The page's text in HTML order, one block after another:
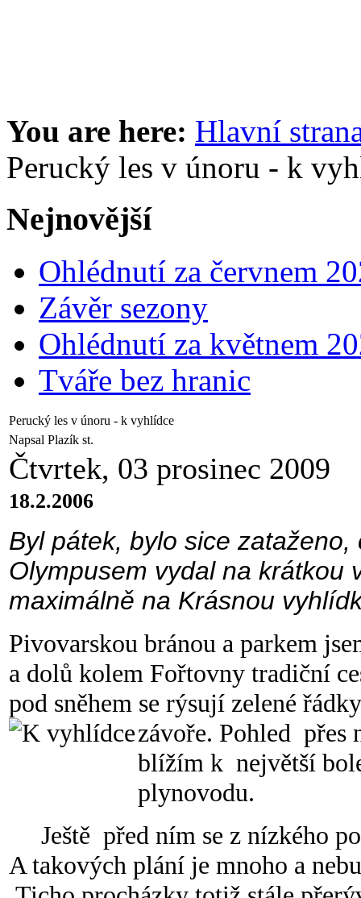
You are here: Hlavní
Perucký les v únoru - k
Nejnovější
Ohlédnutí za červnem
Závěr sezony
Ohlédnutí za květnem
Tváře bez hranic
Perucký les v únoru - k vyhlídce
Napsal Plazík st.
Čtvrtek, 03 prosinec 2009
18.2.2006
Byl pátek, bylo sice
Olympusem vydal na krátkou
maximálně na Krásnou
Pivovarskou bránou a parkem
a dolů kolem Fořtovny tradiční
pod sněhem se rýsují zelené
závoře. Pohled přes
blížím k největší
plynovodu.
Ještě před ním se z nízkého
A takových plání je mnoho a